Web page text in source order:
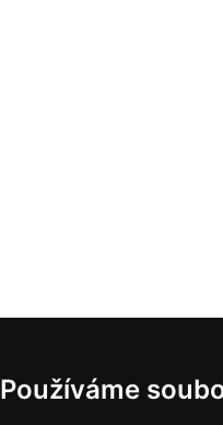
Používáme